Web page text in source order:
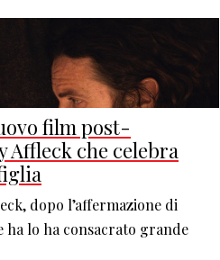
film post-
Affleck che celebra
dopo l’affermazione di
ha lo ha consacrato grande